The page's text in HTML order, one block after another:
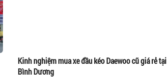
Kinh nghiệm mua xe đầu kéo Daewoo cũ giá rẻ tại
Bình Dương